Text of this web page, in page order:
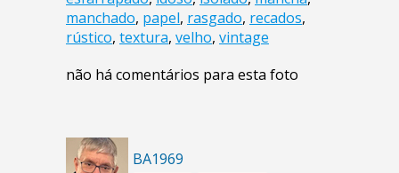
manchado, papel, rasgado, recados,
rústico, textura, velho, vintage
não há comentários para esta foto
BA1969